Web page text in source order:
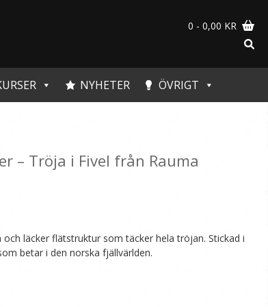
0 - 0,00 KR
NYHETER ÖVRIGT
– Tröja i Fivel från Rauma
läcker flätstruktur som täcker hela tröjan. Stickad i
betar i den norska fjällvärlden.